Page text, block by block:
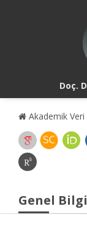
Doç.
Akademik
Genel